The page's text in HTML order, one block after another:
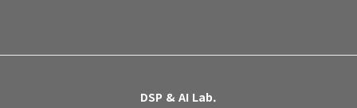
DSP & AI Lab.